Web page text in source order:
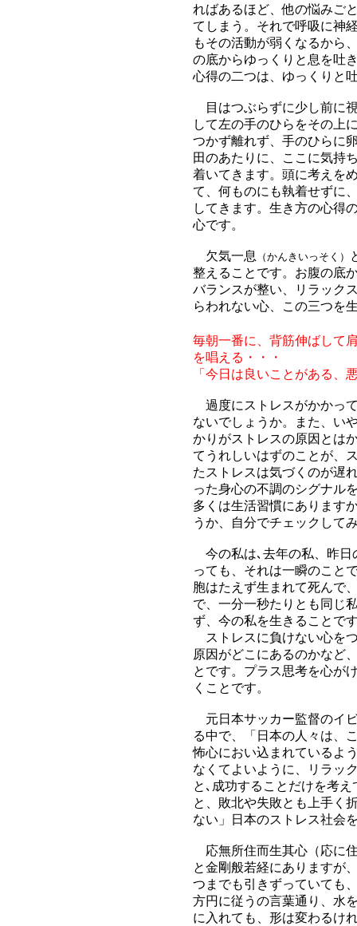
ればあるほど、他の悩みご
てしまう。それで呼吸に神
もその活動が弱くなるから
の底からゆっくりと息を吐
心得の二つは、ゆっくりと
目はつぶらずに少し前に
して左の手のひらをその上
つかず離れず、手のひらに
田のあたりに、ここに気持
着いてきます。頭に考えを
て、何ものにも執着せずに
してきます。生き方の心得
心です。
欠気一息 （かんきいっそく）
整えることです。お腹の底
バランスが整い、リラック
らわれない心、この三つを
毎朝一番に、背筋伸ばして
を唱える・・・
「今日は良いことがある、
過度にストレスがかかっ
ないでしょうか。また、い
かりがストレスの原因とは
てうれしいはずのことが、
たストレスは気づくのが遅
った身心の不調のシグナル
多くは生活習慣にあります
うか、自分でチェックして
今の私は､去年の私、昨日
っても、それは一瞬のこと
胞はたえず生まれて死んで
で、一分一秒たりとも同じ
ず、今の私を生きることで
ストレスに負けない心を
原因がどこにあるのかなど
とです。プラス思考を心が
くことです。
元日本サッカー監督のイ
る中で、「日本の人々は、
怖心におい込まれているよ
なくてよいように、リラッ
と､成功することだけを考
と、敗北や失敗とも上手く
ない」日本のストレス社会
応無所住而生其心（応に
と金剛般若経にありますが
つまでも引きずっていても
方円に従うの言葉通り、水
に入れても、形は変わるけ